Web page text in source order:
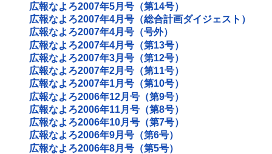
広報なよろ2007年5月号（第14号）
広報なよろ2007年4月号（総合計画ダイジェスト）
広報なよろ2007年4月号（号外）
広報なよろ2007年4月号（第13号）
広報なよろ2007年3月号（第12号）
広報なよろ2007年2月号（第11号）
広報なよろ2007年1月号（第10号）
広報なよろ2006年12月号（第9号）
広報なよろ2006年11月号（第8号）
広報なよろ2006年10月号（第7号）
広報なよろ2006年9月号（第6号）
広報なよろ2006年8月号（第5号）